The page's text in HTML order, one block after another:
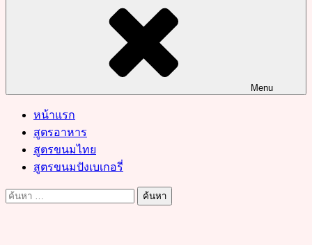
Menu
หน้าแรก
สูตรอาหาร
สูตรขนมไทย
สูตรขนมปังเบเกอรี่
ค้นหา